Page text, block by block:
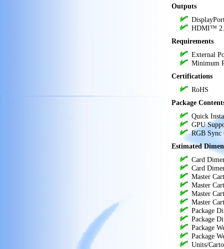
videocard,видеокарта за
Outputs
HDMI™
Requirements
‍External
Minimum
Certifications
RoHS
Package
Quick
GPU
RGB Sync
Estimated
‍Card
Card
Master
Master
Master
Master
Package
Package
Package
Package
Units/